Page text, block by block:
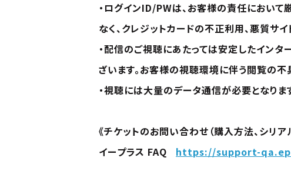
・ログインID/PWは、お客様の責任におい
なく、クレジットカードの不正利用、悪質サ
・配信のご視聴にあたっては安定したイン
ざいます。お客様の視聴環境に伴う閲覧の
・視聴には大量のデータ通信が必要となり
《チケットのお問い合わせ（購入方法、シリア
イープラス FAQ https://support-